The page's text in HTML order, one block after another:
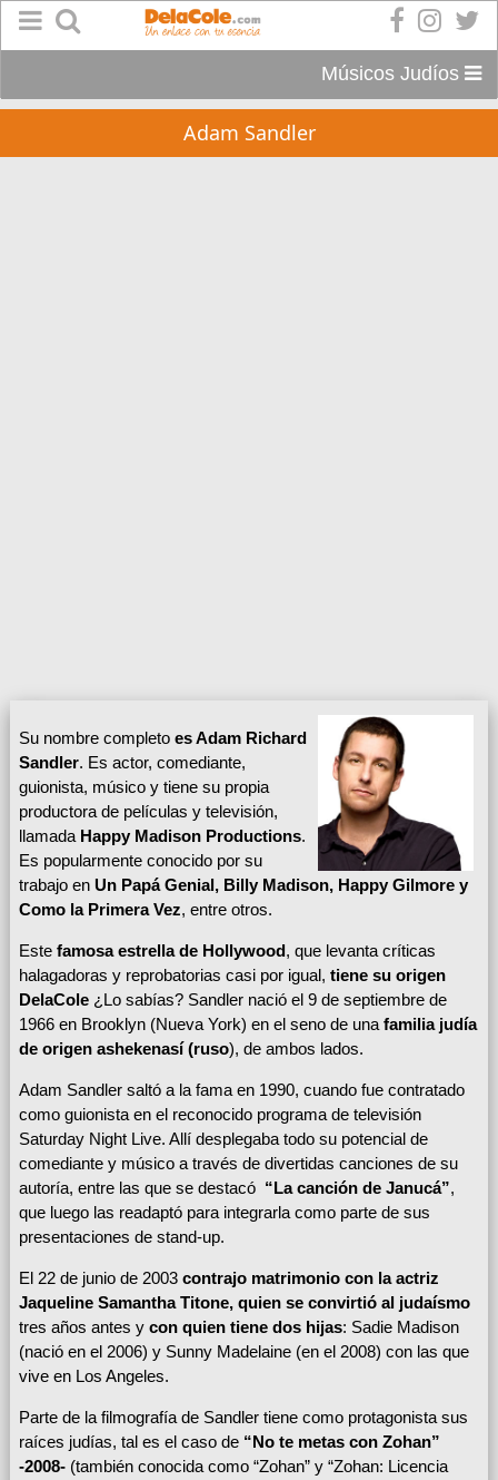
Músicos Judíos
Adam Sandler
Su nombre completo es Adam Richard
Sandler. Es actor, comediante,
guionista, músico y tiene su propia
productora de películas y televisión,
llamada Happy Madison Productions.
Es popularmente conocido por su
trabajo en Un Papá Genial, Billy Madison, Happy Gilmore y
Como la Primera Vez, entre otros.
Este famosa estrella de Hollywood, que levanta críticas
halagadoras y reprobatorias casi por igual, tiene su origen
DelaCole¿Lo sabías? Sandler nació el 9 de septiembre de
1966 en Brooklyn (Nueva York) en el seno de una familia judía
de origen ashekenasí (ruso), de ambos lados.
Adam Sandler saltó a la fama en 1990, cuando fue contratado
como guionista en el reconocido programa de televisión
Saturday Night Live. Allí desplegaba todo su potencial de
comediante y músico a través de divertidas canciones de su
autoría, entre las que se destacó “La canción de Janucá”,
que luego las readaptó para integrarla como parte de sus
presentaciones de stand-up.
El 22 de junio de 2003 contrajo matrimonio con la actriz
Jaqueline Samantha Titone, quien se convirtió al judaísmo
tres años antes ycon quien tiene dos hijas: Sadie Madison
(nació en el 2006) y Sunny Madelaine (en el 2008) con las que
vive en Los Angeles.
Parte de la filmografía de Sandler tiene como protagonista sus
raíces judías, tal es el caso de “No te metas con Zohan”
-2008-(también conocida como “Zohan” y “Zohan: Licencia